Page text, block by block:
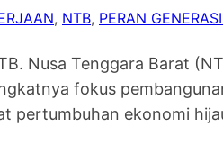
, NTB, PERAN
Nusa Tenggara Barat
fokus
pertumbuhan ekonomi